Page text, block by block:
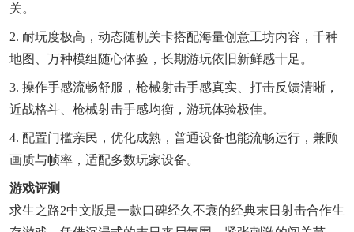
关。
2. 耐玩度极高，动态随机关卡搭配海量创意工坊内容，千种
地图、万种模组随心体验，长期游玩依旧新鲜感十足。
3. 操作手感流畅舒服，枪械射击手感真实、打击反馈清晰，
近战格斗、枪械射击手感均衡，游玩体验极佳。
4. 配置门槛亲民，优化成熟，普通设备也能流畅运行，兼顾
画质与帧率，适配多数玩家设备。
游戏评测
求生之路2中文版是一款口碑经久不衰的经典末日射击合作生